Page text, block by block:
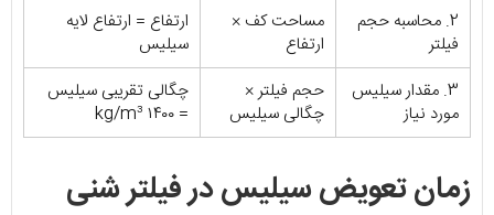
2. محاسبه حجم
فیلتر
مساحت کف ×
ارتفاع
ارتفاع = ارتفاع لایه
سیلیس
3. مقدار سیلیس
مورد نیاز
حجم فیلتر ×
چگالی سیلیس
چگالی تقریبی سیلیس
= ۱۴۰۰ kg/m³
زمان تعویض سیلیس در فیلتر شنی